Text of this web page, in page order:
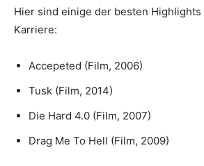
Hier sind einige der besten Highlights
Karriere:
Accepeted (Film, 2006)
Tusk (Film, 2014)
Die Hard 4.0 (Film, 2007)
Drag Me To Hell (Film, 2009)